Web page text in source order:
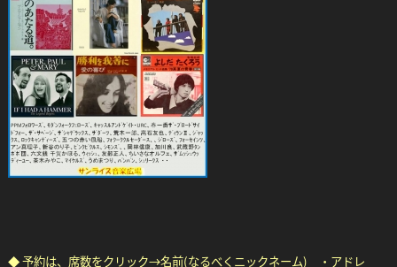
◆ 予約は、席数をクリック→名前(なるべくニックネーム) ・アドレ